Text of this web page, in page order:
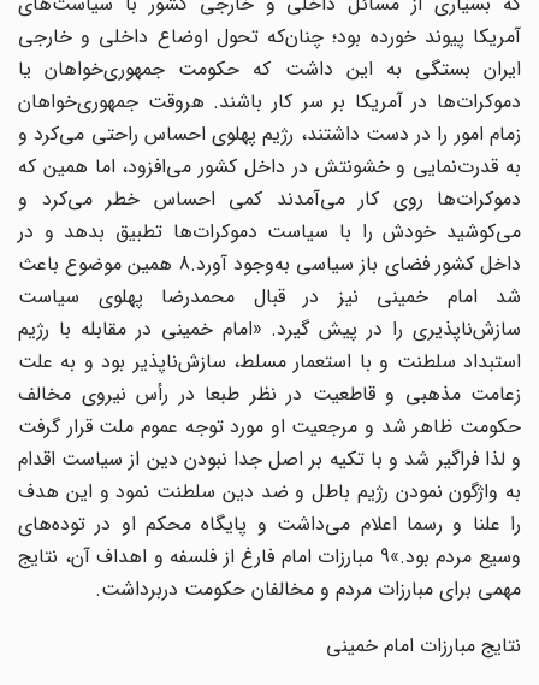
آمریکا پیوند خورده بود؛ چنان‌که تحول اوضاع داخلی و خارجی
ایران بستگی به این داشت که حکومت جمهوری‌خواهان یا
دموکرات‌ها در آمریکا بر سر کار باشند. هروقت جمهوری‌خواهان
زمام امور را در دست داشتند، رژیم پهلوی احساس راحتی می‌کرد و
به قدرت‌نمایی و خشونتش در داخل کشور می‌افزود، اما همین که
دموکرات‌ها روی کار می‌آمدند کمی احساس خطر می‌کرد و
می‌کوشید خودش را با سیاست دموکرات‌ها تطبیق بدهد و در
داخل کشور فضای باز سیاسی به‌وجود آورد.8 همین موضوع باعث
شد امام خمینی نیز در قبال محمدرضا پهلوی سیاست
سازش‌ناپذیری را در پیش گیرد. «امام خمینی در مقابله با رژیم
استبداد سلطنت و با استعمار مسلط، سازش‌ناپذیر بود و به علت
زعامت مذهبی و قاطعیت در نظر طبعا در رأس نیروی مخالف
حکومت ظاهر شد و مرجعیت او مورد توجه عموم ملت قرار گرفت
و لذا فراگیر شد و با تکیه بر اصل جدا نبودن دین از سیاست اقدام
به واژگون نمودن رژیم باطل و ضد دین سلطنت نمود و این هدف
را علنا و رسما اعلام می‌داشت و پایگاه محکم او در توده‌های
وسیع مردم بود.»9 مبارزات امام فارغ از فلسفه و اهداف آن، نتایج
مهمی برای مبارزات مردم و مخالفان حکومت دربرداشت.
نتایج مبارزات امام خمینی